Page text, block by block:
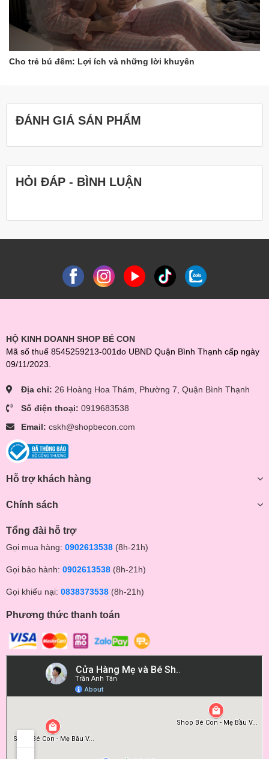
Cho trẻ bú đêm: Lợi ích và những lời khuyên
ĐÁNH GIÁ SẢN PHẨM
HỎI ĐÁP - BÌNH LUẬN
HỘ KINH DOANH SHOP BÉ CON
Mã số thuế 8545259213-001do UBND Quận Bình Thạnh cấp ngày
09/11/2023.
Địa chỉ: 26 Hoàng Hoa Thám, Phường 7, Quận Bình Thạnh
Số điện thoại: 0919683538
Email: cskh@shopbecon.com
Hỗ trợ khách hàng
Chính sách
Tổng đài hỗ trợ
Gọi mua hàng: 0902613538 (8h-21h)
Gọi bảo hành: 0902613538 (8h-21h)
Gọi khiếu nại: 0838373538 (8h-21h)
Phương thức thanh toán